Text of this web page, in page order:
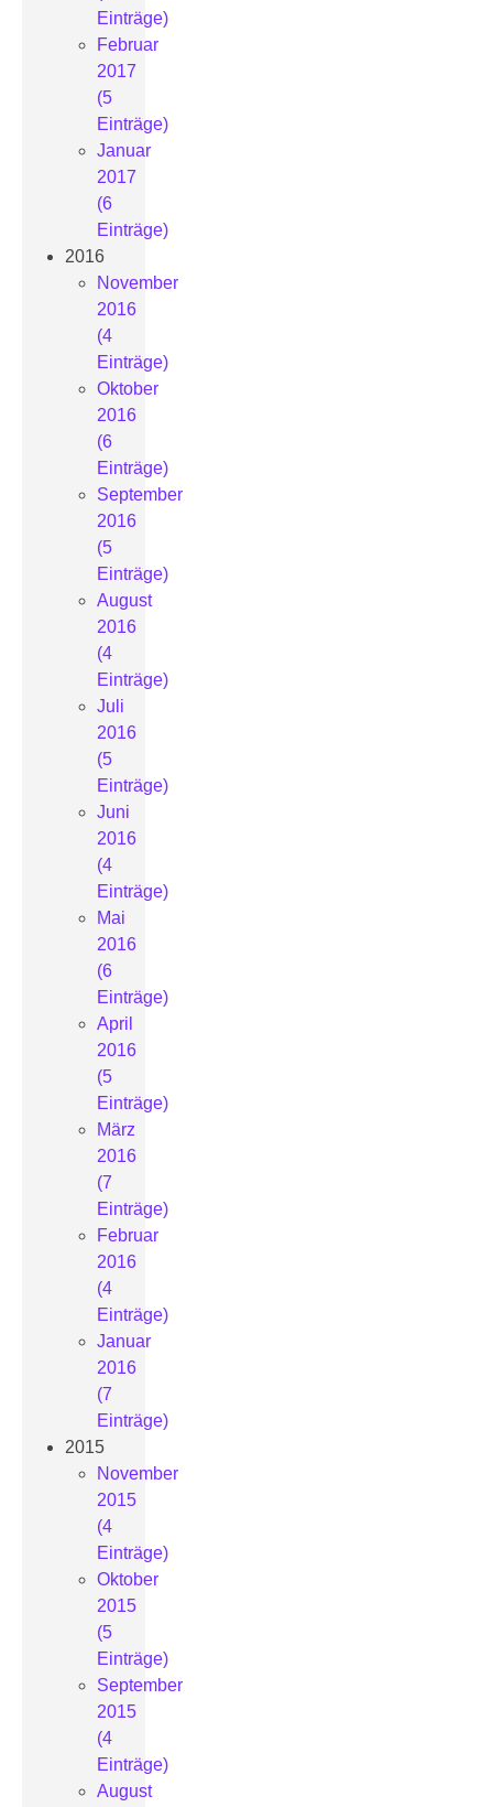
Einträge)
Februar
2017
(5
Einträge)
Januar
2017
(6
Einträge)
2016
November
2016
(4
Einträge)
Oktober
2016
(6
Einträge)
September
2016
(5
Einträge)
August
2016
(4
Einträge)
Juli
2016
(5
Einträge)
Juni
2016
(4
Einträge)
Mai
2016
(6
Einträge)
April
2016
(5
Einträge)
März
2016
(7
Einträge)
Februar
2016
(4
Einträge)
Januar
2016
(7
Einträge)
2015
November
2015
(4
Einträge)
Oktober
2015
(5
Einträge)
September
2015
(4
Einträge)
August